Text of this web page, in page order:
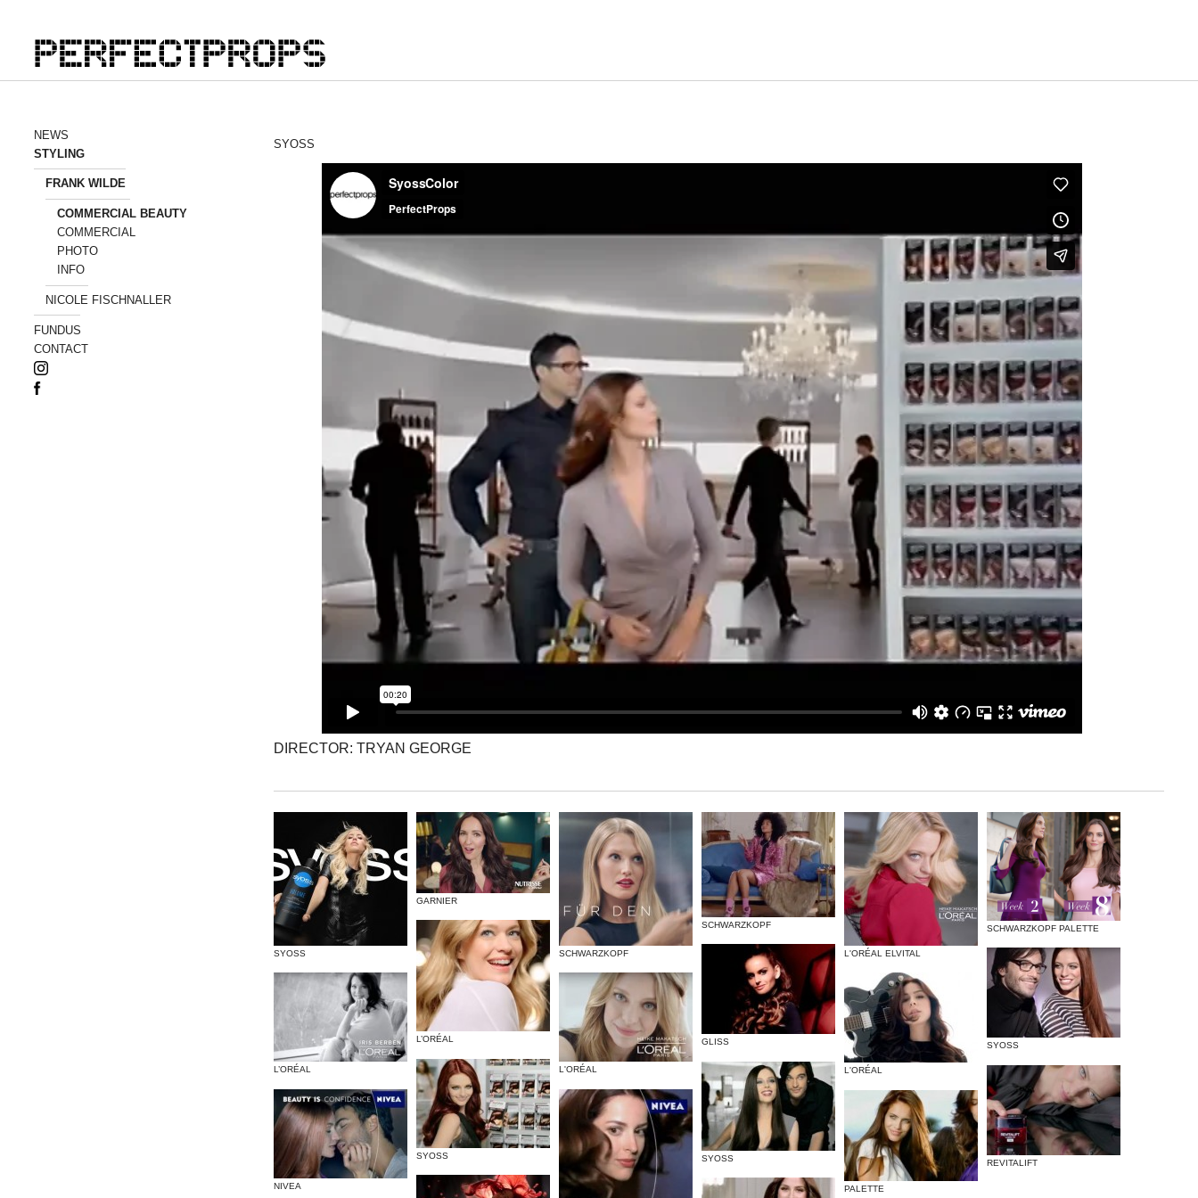
NEWS
STYLING
FRANK WILDE
COMMERCIAL BEAUTY
COMMERCIAL
PHOTO
INFO
NICOLE FISCHNALLER
FUNDUS
CONTACT
SYOSS
DIRECTOR: TRYAN GEORGE
SYOSS
GARNIER
SCHWARZKOPF
SCHWARZKOPF
L'ORÉAL ELVITAL
SCHWARZKOPF PALETTE
L’ORÉAL GLISS SYOSS
L’ORÉAL L'ORÉAL L'ORÉAL
SYOSS SYOSS REVITALIFT
NIVEA PALETTE